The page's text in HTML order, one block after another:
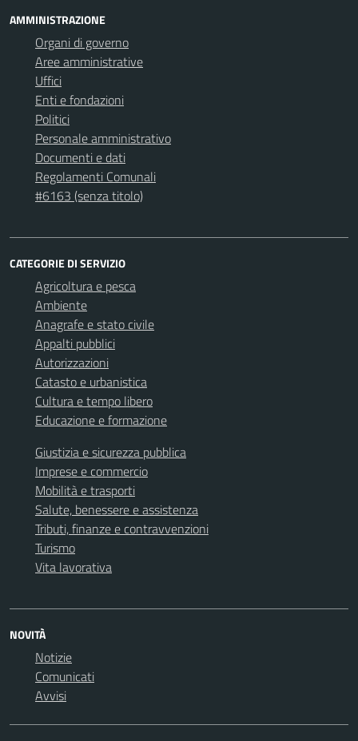
AMMINISTRAZIONE
Organi di governo
Aree amministrative
Uffici
Enti e fondazioni
Politici
Personale amministrativo
Documenti e dati
Regolamenti Comunali
#6163 (senza titolo)
CATEGORIE DI SERVIZIO
Agricoltura e pesca
Ambiente
Anagrafe e stato civile
Appalti pubblici
Autorizzazioni
Catasto e urbanistica
Cultura e tempo libero
Educazione e formazione
Giustizia e sicurezza pubblica
Imprese e commercio
Mobilità e trasporti
Salute, benessere e assistenza
Tributi, finanze e contravvenzioni
Turismo
Vita lavorativa
NOVITÀ
Notizie
Comunicati
Avvisi